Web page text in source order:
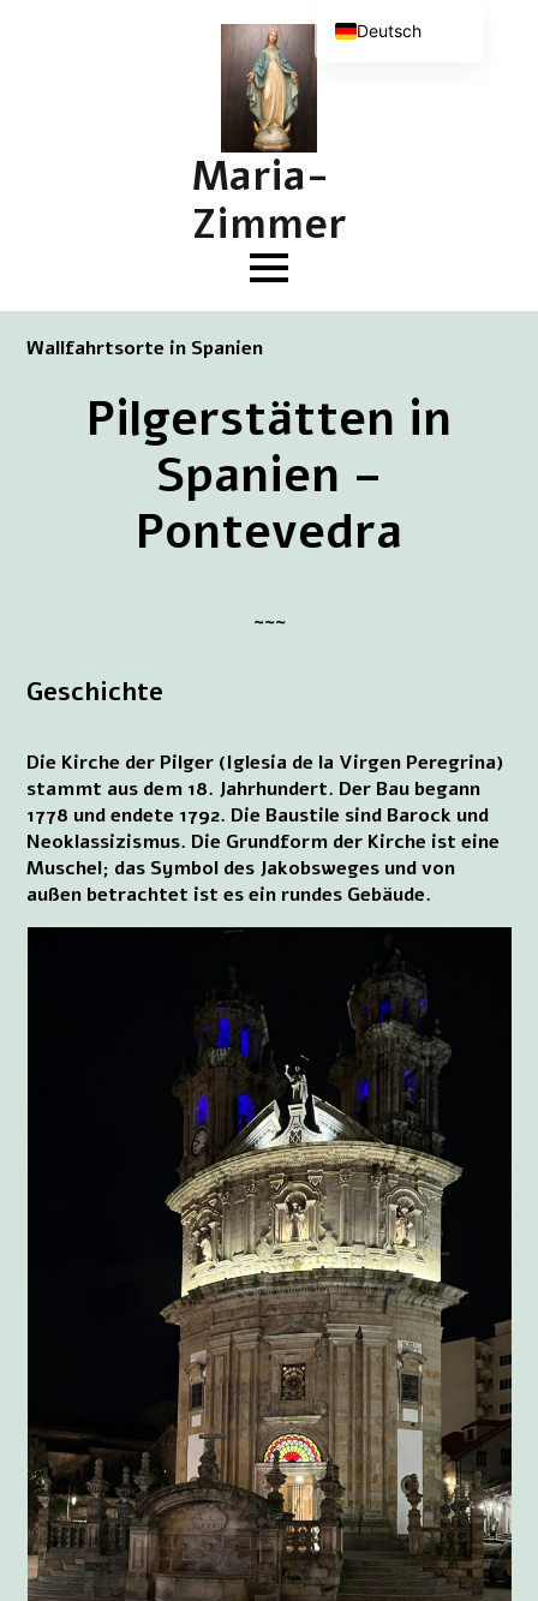
Maria-
Zimmer
Wallfahrtsorte in Spanien
Pilgerstätten in
Spanien –
Pontevedra
~~~
Geschichte
Die Kirche der Pilger (Iglesia de la Virgen Peregrina)
stammt aus dem 18. Jahrhundert. Der Bau begann
1778 und endete 1792. Die Baustile sind Barock und
Neoklassizismus. Die Grundform der Kirche ist eine
Muschel; das Symbol des Jakobsweges und von
außen betrachtet ist es ein rundes Gebäude.
Deutsch